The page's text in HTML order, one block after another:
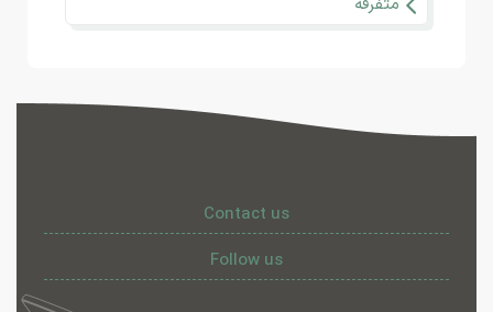
Contact us
Follow us